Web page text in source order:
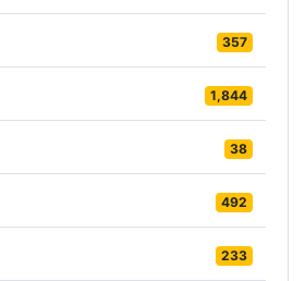
357
1,844
38
492
233